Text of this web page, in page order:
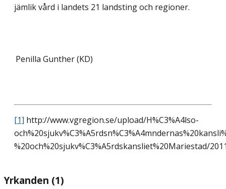
jämlik vård i landets 21 landsting och regioner.
Penilla Gunther (KD)
[1] http://www.vgregion.se/upload/H%C3%A4lso-
%20och%20sjukv%C3%A5rdskansliet%20Mariestad/
Yrkanden (1)